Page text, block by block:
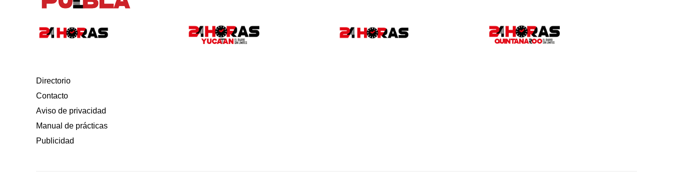
Directorio
Contacto
Aviso de privacidad
Manual de prácticas
Publicidad